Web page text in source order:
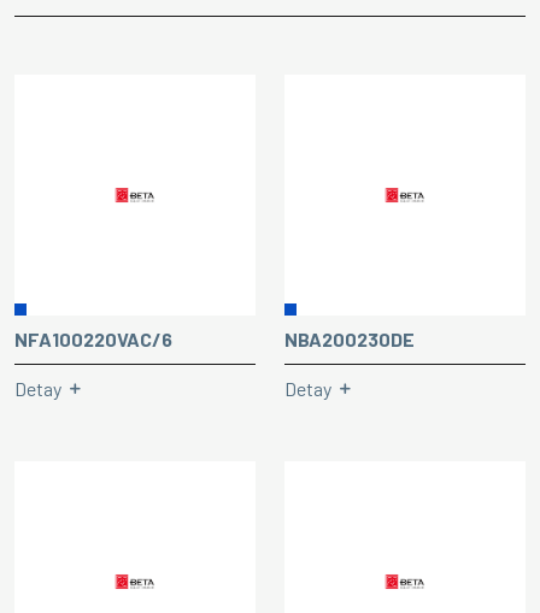
NFA100220VAC/6
Detay
NBA200230DE
Detay